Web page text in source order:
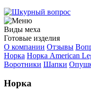
Виды меха
Готовые изделия
О компании Отзывы
Норка Норка American
Воротники Шапки
Норка